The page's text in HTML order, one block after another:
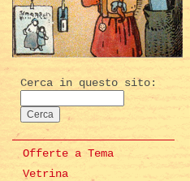
Cerca in questo sito:
Offerte a Tema
Vetrina